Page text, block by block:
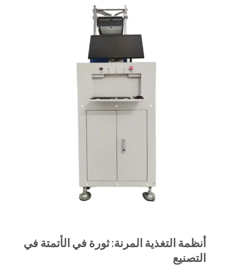
أنظمة التغذية المرنة: ثورة في الأتمتة في
التصنيع